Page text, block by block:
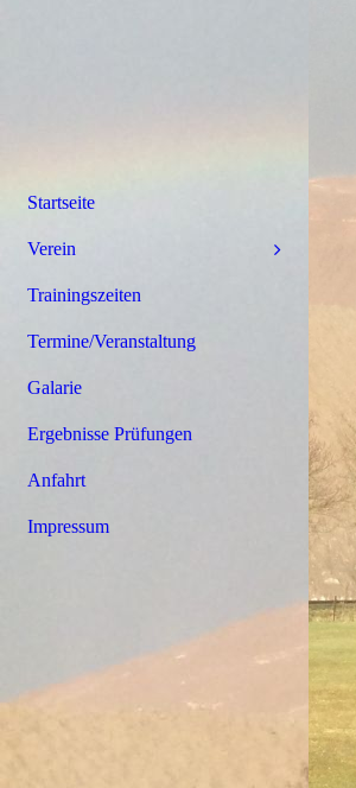
Startseite
Verein
Trainingszeiten
Termine/Veranstaltung
Galarie
Ergebnisse Prüfungen
Anfahrt
Impressum